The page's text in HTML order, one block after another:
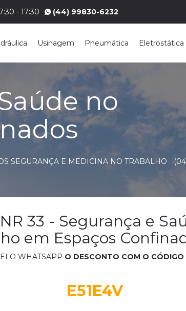
- 17:30 (44) 99830-6232
Usinagem Pneumática Eletrostática
no
SEGURANÇA E MEDICINA NO TRABALHO
33 - Segurança e
em Espaços
WHATSAPP O DESCONTO COM O CÓDIGO
E51E4V